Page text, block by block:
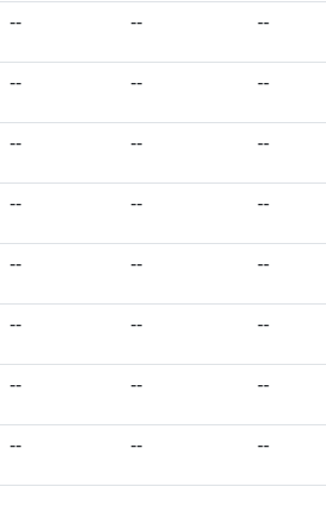
-- -- --
-- -- --
-- -- --
-- -- --
-- -- --
-- -- --
-- -- --
-- -- --